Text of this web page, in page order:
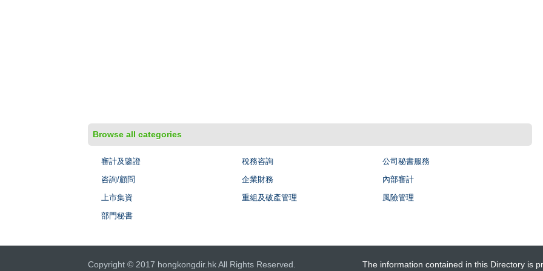
Browse all categories
審計及鑒證 稅務咨詢
公司秘書服務
咨詢/顧問
企業財務
內部審計
上市集資
重組及破產管理
風險管理
部門秘書
Copyright © 2017 hongkongdir.hk All Rights Reserved. The information contained in this Directory is